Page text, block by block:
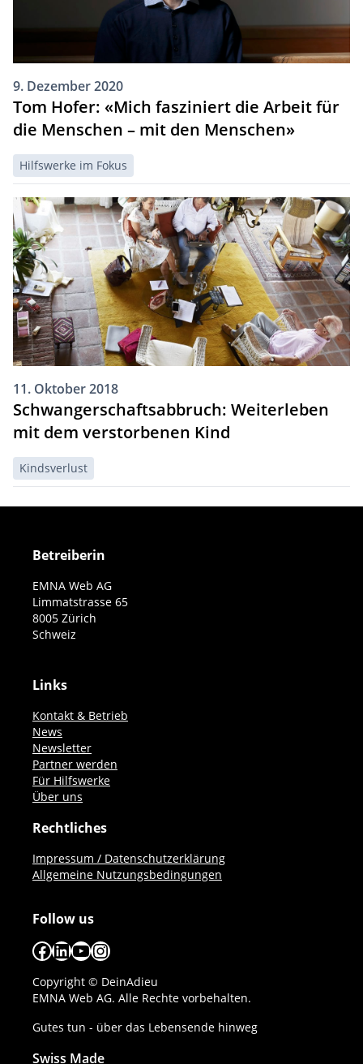
9. Dezember 2020
Tom Hofer: «Mich fasziniert die Arbeit für
die Menschen – mit den Menschen»
Hilfswerke im Fokus
11. Oktober 2018
Schwangerschaftsabbruch: Weiterleben
mit dem verstorbenen Kind
Kindsverlust
Betreiberin
EMNA Web AG
Limmatstrasse 65
8005 Zürich
Schweiz
Links
Kontakt & Betrieb
News
Newsletter
Partner werden
Für Hilfswerke
Über uns
Rechtliches
Impressum / Datenschutzerklärung
Allgemeine Nutzungsbedingungen
Follow us
Facebook
LinkedIn
YouTube
Instagram
Copyright © DeinAdieu
EMNA Web AG. Alle Rechte vorbehalten.
Gutes tun - über das Lebensende hinweg
Swiss Made